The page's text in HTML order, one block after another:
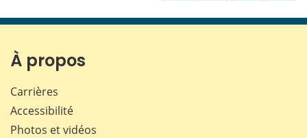
page page page page
À propos
Carrières
Accessibilité
Photos et vidéos